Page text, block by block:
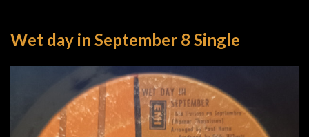
Wet day in September 8 Single